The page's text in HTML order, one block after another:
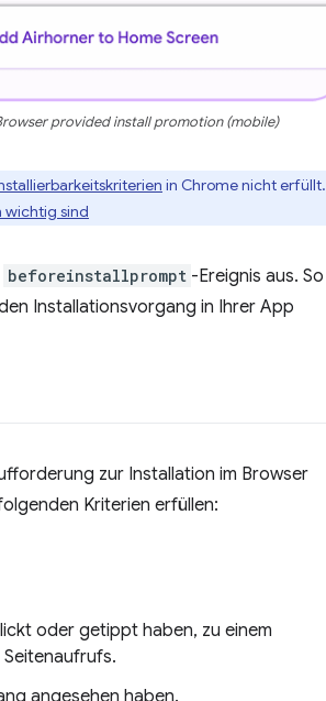
provided install promotion (mobile)
in Chrome nicht erfüllt.
wichtig sind
beforeinstallprompt -Ereignis aus. So
Installationsvorgang in Ihrer App
zur Installation im Browser
Kriterien erfüllen:
oder getippt haben, zu einem
angesehen haben.